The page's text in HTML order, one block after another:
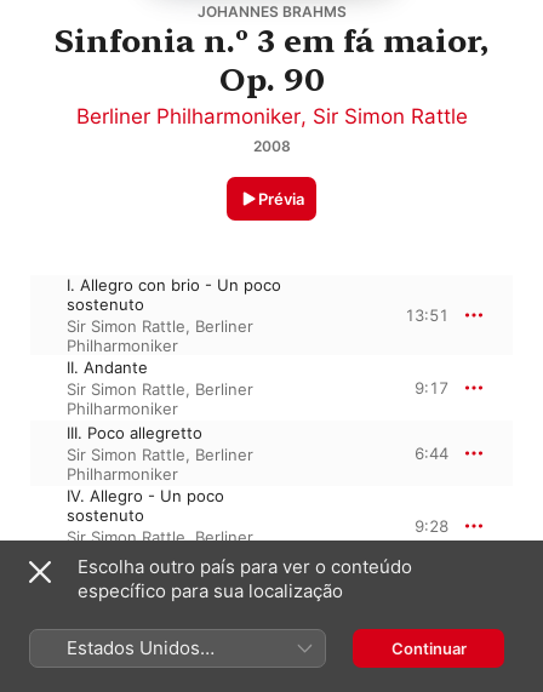
JOHANNES BRAHMS
Sinfonia n.º 3 em fá maior,
Op. 90
Berliner Philharmoniker, Sir Simon Rattle
2008
Prévia
I. Allegro con brio - Un poco
sostenuto
Sir Simon Rattle, Berliner
Philharmoniker
13:51
II. Andante
Sir Simon Rattle, Berliner
Philharmoniker
9:17
III. Poco allegretto
Sir Simon Rattle, Berliner
Philharmoniker
6:44
IV. Allegro - Un poco
sostenuto
Sir Simon Rattle,Berliner
Philharmoniker
9:28
12 de agosto de 2009
4 faixas, 39 minutos
℗ 2009 Warner Classics, Warner Music UK Ltd. A Warner
Escolha outro país para ver o conteúdo
específico para sua localização
Estados Unidos
(Português Brasil)
Continuar